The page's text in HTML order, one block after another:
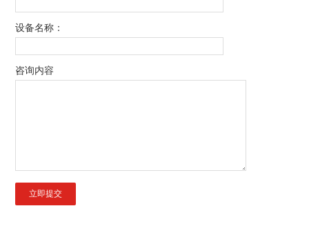
设备名称：
咨询内容